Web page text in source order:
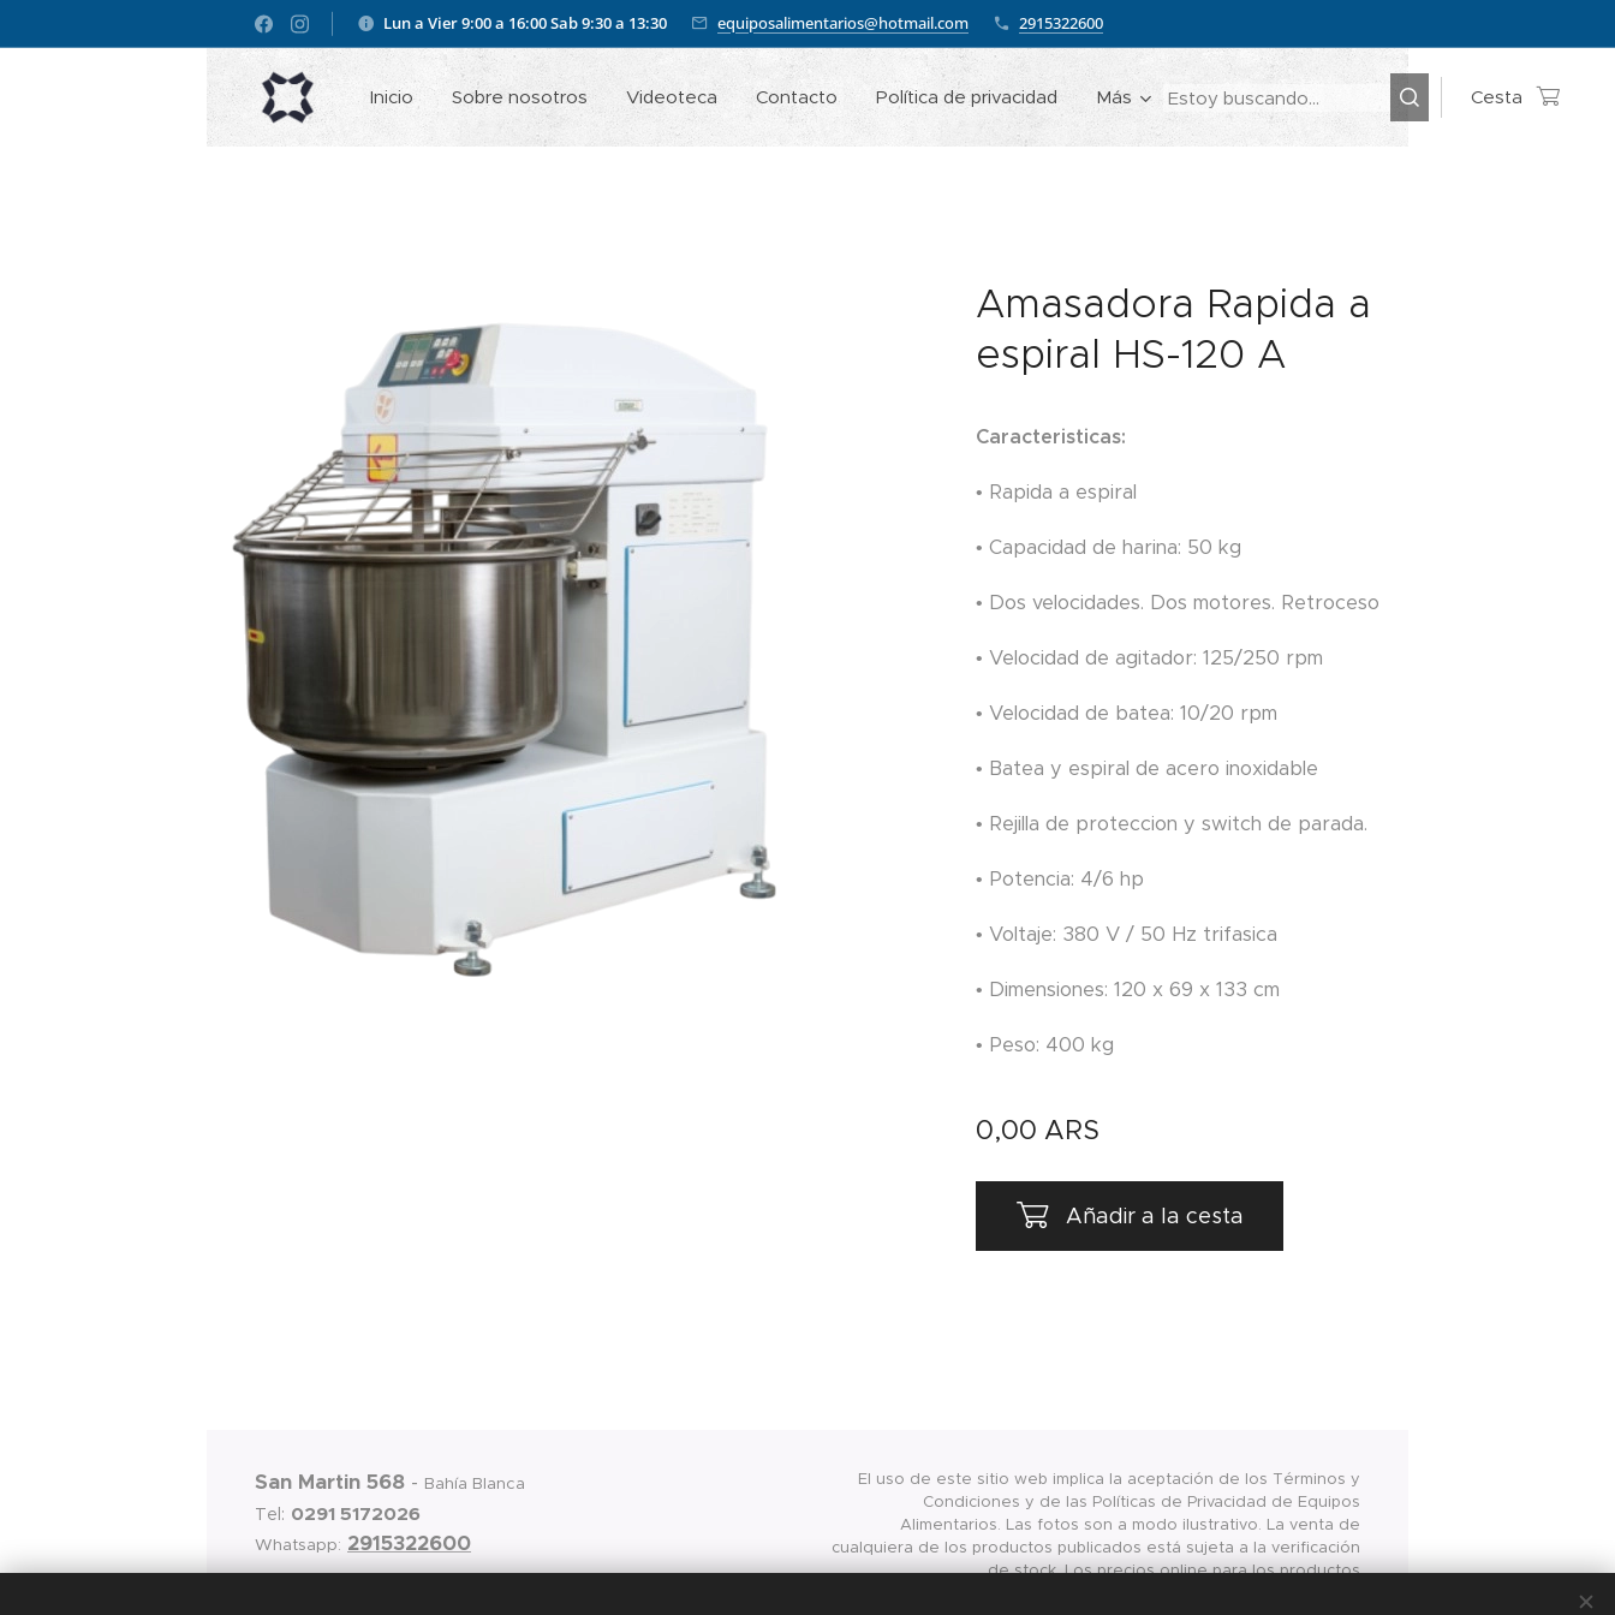
Lun a Vier 9:00 a 16:00Sab 9:30 a 13:30 equiposalimentarios@hotmail.com 2915322600
Inicio Sobre nosotros Videoteca Contacto Política de privacidad Más Cesta
Amasadora Rapida a
espiral HS-120 A
Caracteristicas:
• Rapida a espiral
• Capacidad de harina: 50 kg
• Dos velocidades. Dos motores. Retroceso
• Velocidad de agitador: 125/250 rpm
• Velocidad de batea: 10/20 rpm
• Batea y espiral de acero inoxidable
• Rejilla de proteccion y switch de parada.
• Potencia: 4/6 hp
• Voltaje: 380 V / 50 Hz trifasica
• Dimensiones: 120 x 69 x 133 cm
• Peso: 400 kg
0,00 ARS
Añadir a la cesta
San Martin 568 - Bahía Blanca
Tel: 0291 5172026
Whatsapp: 2915322600
El uso de este sitio web implica la aceptación de los Términos y
Condiciones y de las Políticas de Privacidad de Equipos
Alimentarios. Las fotos son a modo ilustrativo. La venta de
cualquiera de los productos publicados está sujeta a la verificación
de stock. Los precios online para los productos